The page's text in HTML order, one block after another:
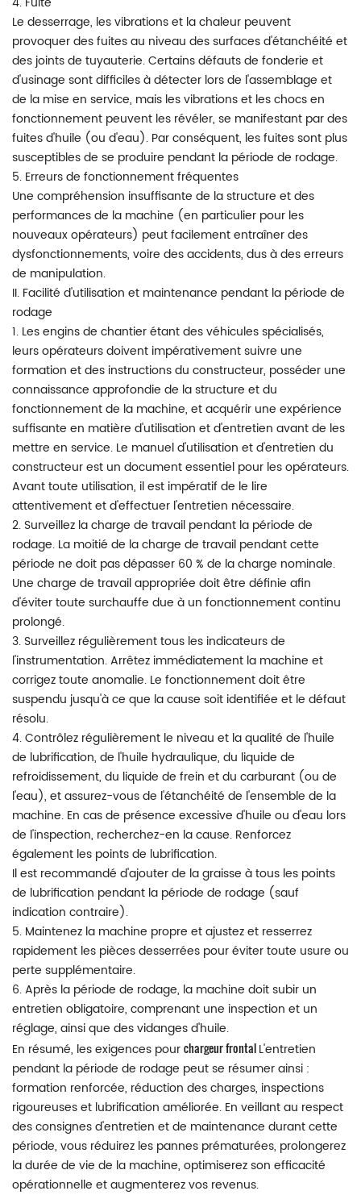
Le desserrage, les vibrations et la chaleur peuvent
provoquer des fuites au niveau des surfaces d'étanchéité et
des joints de tuyauterie. Certains défauts de fonderie et
d'usinage sont difficiles à détecter lors de l'assemblage et
de la mise en service, mais les vibrations et les chocs en
fonctionnement peuvent les révéler, se manifestant par des
fuites d'huile (ou d'eau). Par conséquent, les fuites sont plus
susceptibles de se produire pendant la période de rodage.
5. Erreurs de fonctionnement fréquentes
Une compréhension insuffisante de la structure et des
performances de la machine (en particulier pour les
nouveaux opérateurs) peut facilement entraîner des
dysfonctionnements, voire des accidents, dus à des erreurs
de manipulation.
II. Facilité d'utilisation et maintenance pendant la période de
rodage
1. Les engins de chantier étant des véhicules spécialisés,
leurs opérateurs doivent impérativement suivre une
formation et des instructions du constructeur, posséder une
connaissance approfondie de la structure et du
fonctionnement de la machine, et acquérir une expérience
suffisante en matière d'utilisation et d'entretien avant de les
mettre en service. Le manuel d'utilisation et d'entretien du
constructeur est un document essentiel pour les opérateurs.
Avant toute utilisation, il est impératif de le lire
attentivement et d'effectuer l'entretien nécessaire.
2. Surveillez la charge de travail pendant la période de
rodage. La moitié de la charge de travail pendant cette
période ne doit pas dépasser 60 % de la charge nominale.
Une charge de travail appropriée doit être définie afin
d'éviter toute surchauffe due à un fonctionnement continu
prolongé.
3. Surveillez régulièrement tous les indicateurs de
l'instrumentation. Arrêtez immédiatement la machine et
corrigez toute anomalie. Le fonctionnement doit être
suspendu jusqu'à ce que la cause soit identifiée et le défaut
résolu.
4. Contrôlez régulièrement le niveau et la qualité de l'huile
de lubrification, de l'huile hydraulique, du liquide de
refroidissement, du liquide de frein et du carburant (ou de
l'eau), et assurez-vous de l'étanchéité de l'ensemble de la
machine. En cas de présence excessive d'huile ou d'eau lors
de l'inspection, recherchez-en la cause. Renforcez
également les points de lubrification.
Il est recommandé d'ajouter de la graisse à tous les points
de lubrification pendant la période de rodage (sauf
indication contraire).
5. Maintenez la machine propre et ajustez et resserrez
rapidement les pièces desserrées pour éviter toute usure ou
perte supplémentaire.
6. Après la période de rodage, la machine doit subir un
entretien obligatoire, comprenant une inspection et un
réglage, ainsi que des vidanges d'huile.
En résumé, les exigences pourchargeur frontalL'entretien
pendant la période de rodage peut se résumer ainsi :
formation renforcée, réduction des charges, inspections
rigoureuses et lubrification améliorée. En veillant au respect
des consignes d'entretien et de maintenance durant cette
période, vous réduirez les pannes prématurées, prolongerez
la durée de vie de la machine, optimiserez son efficacité
opérationnelle et augmenterez vos revenus.